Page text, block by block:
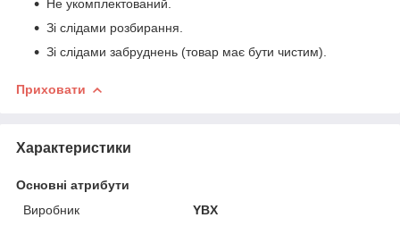
Не укомплектований.
Зі слідами розбирання.
Зі слідами забруднень (товар має бути чистим).
Приховати
Характеристики
Основні атрибути
Виробник
YBX